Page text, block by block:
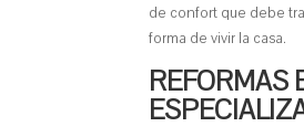
de confort que debe
forma de vivir la casa.
REFORMAS